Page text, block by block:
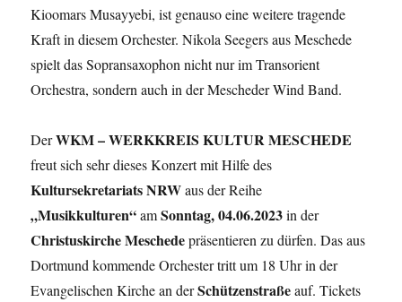
Kioomars Musayyebi, ist genauso eine weitere tragende
Kraft in diesem Orchester. Nikola Seegers aus Meschede
spielt das Sopransaxophon nicht nur im Transorient
Orchestra, sondern auch in der Mescheder Wind Band.
DerWKM – WERKKREIS KULTUR MESCHEDE
freut sich sehr dieses Konzert mit Hilfe des
Kultursekretariats NRWaus der Reihe
„Musikkulturen“amSonntag,04.06.2023in der
Christuskirche Meschedepräsentieren zu dürfen. Das aus
Dortmund kommende Orchester tritt um 18 Uhr in der
Evangelischen Kirche an derSchützenstraßeauf. Tickets